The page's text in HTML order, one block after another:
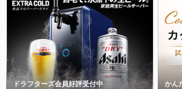
ドラフターズ会員好評受付中 かん